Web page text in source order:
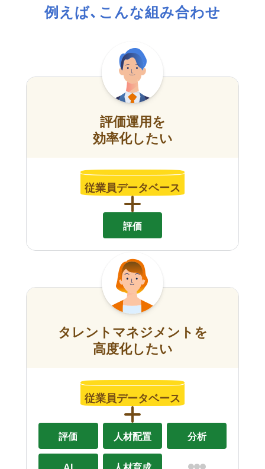
例えば、こんな組み合わせ
評価運用を
効率化したい
従業員データベース
評価
タレントマネジメントを
高度化したい
従業員データベース
評価 人材配置 分析